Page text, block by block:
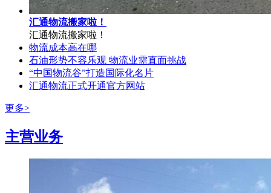
汇通物流搬家啦！
汇通物流搬家啦！
物流成本高在哪
石油形势不容乐观 物流业需直面挑战
“中国物流谷”打造国际化名片
汇通物流正式开通官方网站
更多>
主营业务